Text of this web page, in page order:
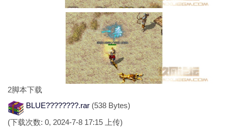
2脚本下载
BLUE????????.rar (538 Bytes)
(下载次数: 0, 2024-7-8 17:15 上传)